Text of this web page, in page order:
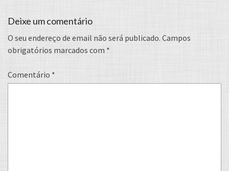
Deixe um comentário
O seu endereço de email não será publicado. Campos
obrigatórios marcados com *
Comentário *